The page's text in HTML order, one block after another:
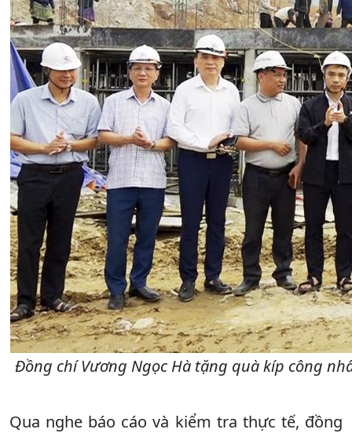
Đồng chí Vương Ngọc Hà tặng quà kíp công
Qua nghe báo cáo và kiểm tra thực tế, đồng